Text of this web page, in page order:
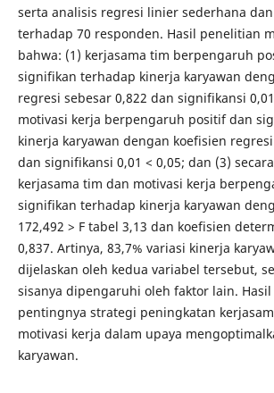
serta analisis regresi linier sederhana
terhadap 70 responden. Hasil penelitian
bahwa: (1) kerjasama tim berpengaruh
signifikan terhadap kinerja karyawan
regresi sebesar 0,822 dan signifikansi
motivasi kerja berpengaruh positif dan
kinerja karyawan dengan koefisien regresi
dan signifikansi 0,01 < 0,05; dan (3)
kerjasama tim dan motivasi kerja
signifikan terhadap kinerja karyawan
172,492 > F tabel 3,13 dan koefisien
0,837. Artinya, 83,7% variasi kinerja
dijelaskan oleh kedua variabel tersebut,
sisanya dipengaruhi oleh faktor lain.
pentingnya strategi peningkatan
motivasi kerja dalam upaya
karyawan.